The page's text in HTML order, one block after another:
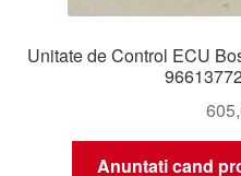
Unitate de Control ECU
Anuntati cand